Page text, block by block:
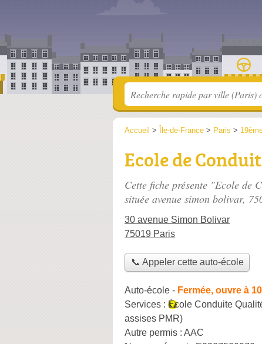
Accueil > Île-de-France > Paris >
Ecole de
Cette fiche présente "Ecole de
située avenue simon bolivar,
30 avenue Simon Bolivar
75019 Paris
📞 Appeler cette auto-école
Auto-école - Fermée, ouvre à
Services : École Conduite
assises PMR)
Autre permis : AAC